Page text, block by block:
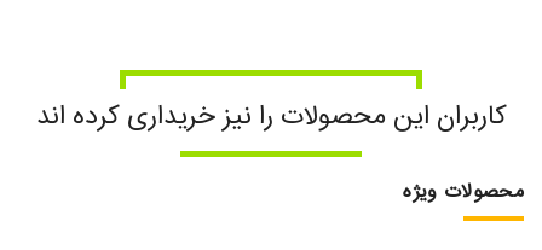
کاربران این محصولات را نیز خریداری کرده اند
محصولات ویژه